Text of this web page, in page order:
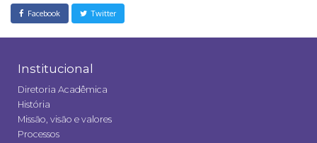
Facebook Twitter
Institucional
Diretoria Acadêmica
História
Missão, visão e valores
Processos